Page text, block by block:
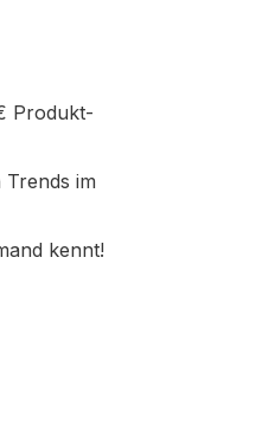
Produkt-
Trends im
kennt!